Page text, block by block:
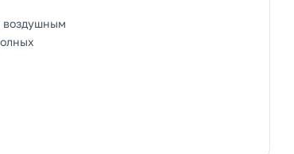
воздушным